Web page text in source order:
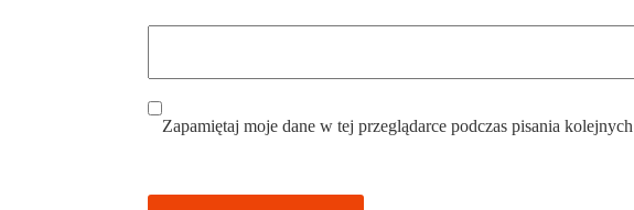
Zapamiętaj moje dane w tej przeglądarce podczas pisania